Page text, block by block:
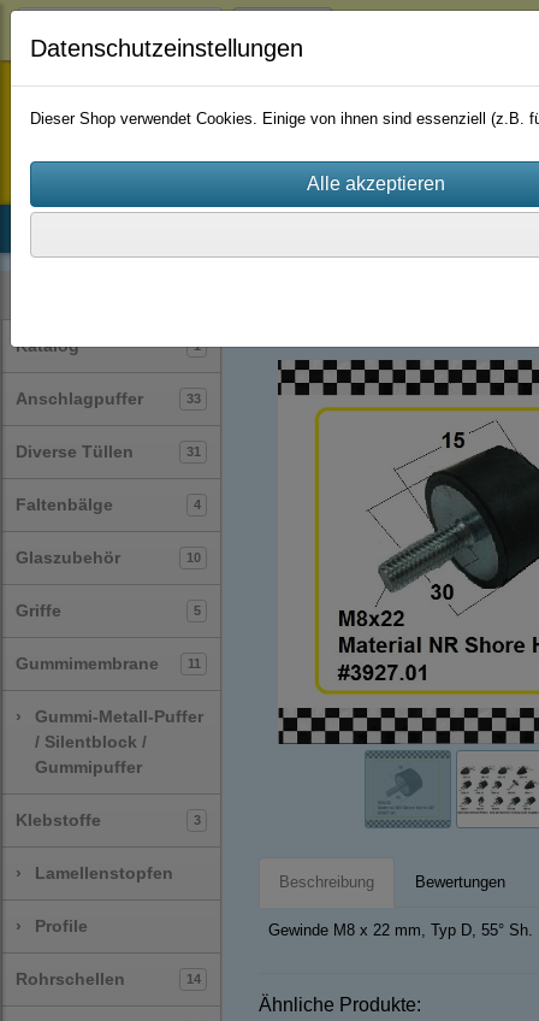
staufenbiel-berlin
Katalog 1
Anschlagpuffer 33
Diverse Tüllen 31
Faltenbälge 4
Glaszubehör 10
Griffe 5
Gummimembrane 11
›
Gummi-Metall-Puffer
/ Silentblock /
Gummipuffer
Klebstoffe 3
› Lamellenstopfen
› Profile
Rohrschellen 14
Beschreibung Bewertungen
Gewinde M8 x 22 mm, Typ D, 55° Sh.
Ähnliche Produkte:
Datenschutzeinstellungen
Dieser Shop verwendet Cookies. Einige von ihnen sind essenziell (z.B.